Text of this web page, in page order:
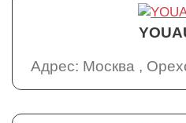
Адрес: Москва ,